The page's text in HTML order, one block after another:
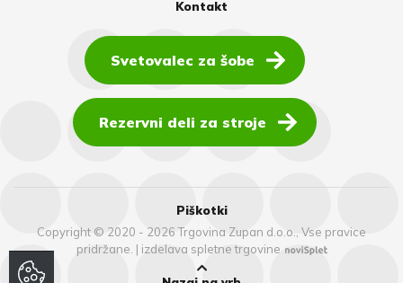
Kontakt
Svetovalec za šobe
Rezervni deli za stroje
Piškotki
Copyright © 2020 - 2026 Trgovina Zupan d.o.o., Vse pravice
pridržane. | izdelava spletne trgovine